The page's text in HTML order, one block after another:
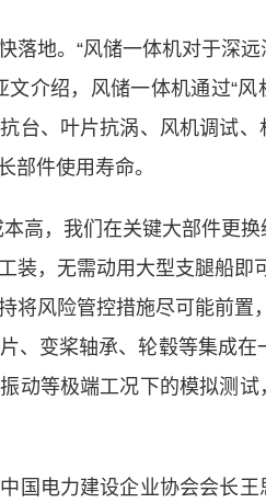
地。“风储一体机对于深远
介绍，风储一体机通过“
台、叶片抗涡、风机调试
部件使用寿命。
，我们在关键大部件更换
装，无需动用大型支腿船即
将风险管控措施尽可能前置
、变桨轴承、轮毂等集成
动等极端工况下的模拟测
电力建设企业协会会长王